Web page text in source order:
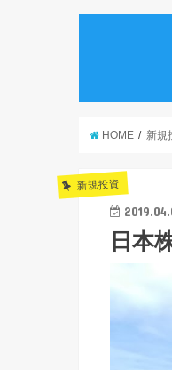
HOME 新規
新規投資
日本